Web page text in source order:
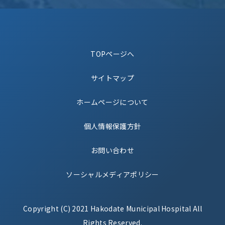
TOPページへ
サイトマップ
ホームページについて
個人情報保護方針
お問い合わせ
ソーシャルメディアポリシー
Copyright (C) 2021 Hakodate Municipal Hospital All
Rights Reserved.